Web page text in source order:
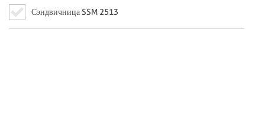
Сэндвичница SSM 2513